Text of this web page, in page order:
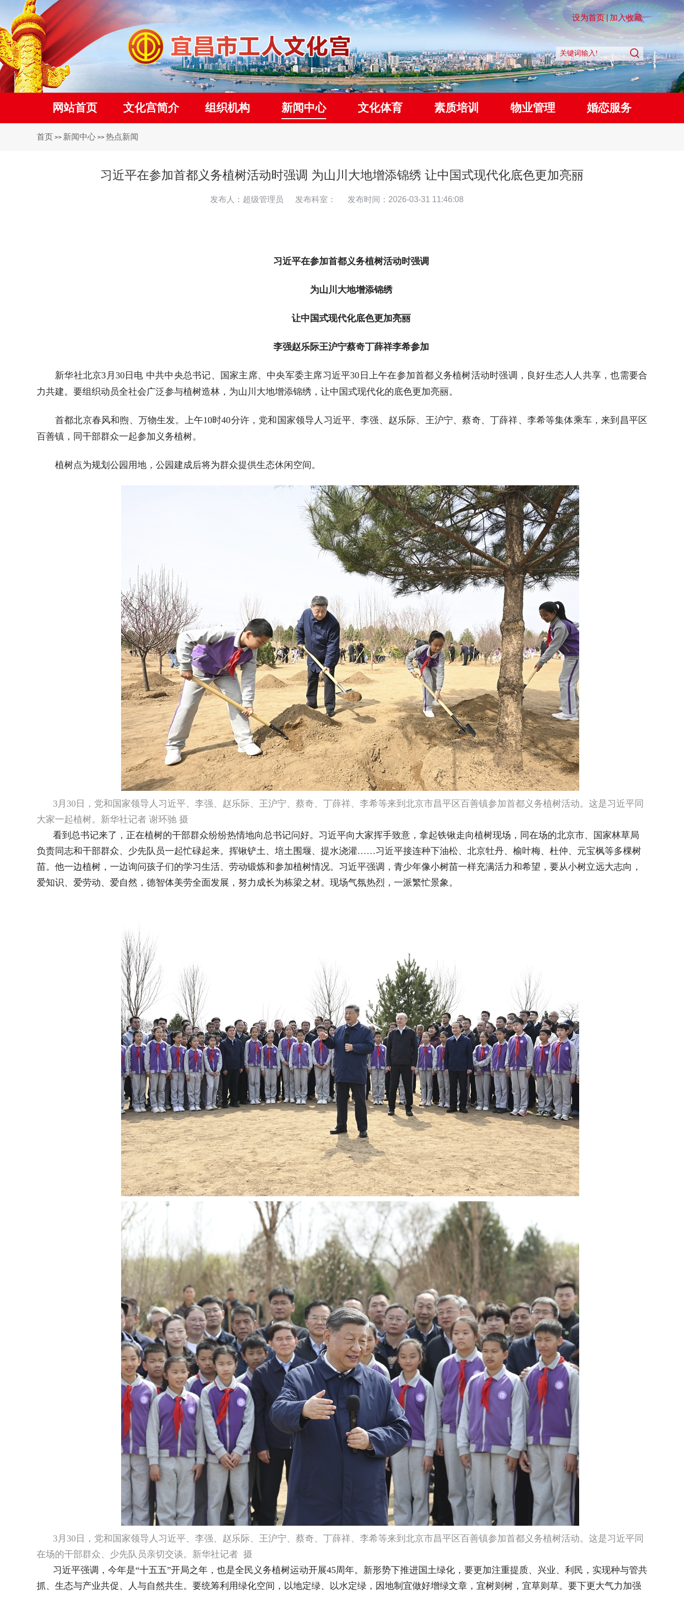
设为首页 加入收藏
网站首页 文化宫简介 组织机构 新闻中心 文化体育 素质培训 物业管理 婚恋服务
首页 >> 新闻中心 >> 热点新闻
习近平在参加首都义务植树活动时强调 为山川大地增添锦绣 让中国式现代化底色更加亮丽
发布人：超级管理员 发布科室： 发布时间：2026-03-31 11:46:08
习近平在参加首都义务植树活动时强调
为山川大地增添锦绣
让中国式现代化底色更加亮丽
李强赵乐际王沪宁蔡奇丁薛祥李希参加
新华社北京3月30日电 中共中央总书记、国家主席、中央军委主席习近平30日上午在参加首都义务植树活动时强调，良好生态人人共享，也需要合
力共建。要组织动员全社会广泛参与植树造林，为山川大地增添锦绣，让中国式现代化的底色更加亮丽。
首都北京春风和煦、万物生发。上午10时40分许，党和国家领导人习近平、李强、赵乐际、王沪宁、蔡奇、丁薛祥、李希等集体乘车，来到昌平区
百善镇，同干部群众一起参加义务植树。
植树点为规划公园用地，公园建成后将为群众提供生态休闲空间。
3月30日，党和国家领导人习近平、李强、赵乐际、王沪宁、蔡奇、丁薛祥、李希等来到北京市昌平区百善镇参加首都义务植树活动。这是习近平同
大家一起植树。新华社记者 谢环驰 摄
看到总书记来了，正在植树的干部群众纷纷热情地向总书记问好。习近平向大家挥手致意，拿起铁锹走向植树现场，同在场的北京市、国家林草局
负责同志和干部群众、少先队员一起忙碌起来。 挥锹铲土、培土围堰、提水浇灌……习近平接连种下油松、北京牡丹、榆叶梅、杜仲、元宝枫等多棵树
苗。他一边植树，一边询问孩子们的学习生活、劳动锻炼和参加植树情况。习近平强调，青少年像小树苗一样充满活力和希望，要从小树立远大志向，
爱知识、爱劳动、爱自然，德智体美劳全面发展，努力成长为栋梁之材。现场气氛热烈，一派繁忙景象。
3月30日，党和国家领导人习近平、李强、赵乐际、王沪宁、蔡奇、丁薛祥、李希等来到北京市昌平区百善镇参加首都义务植树活动。这是习近平同
在场的干部群众、少先队员亲切交谈。新华社记者 摄
习近平强调，今年是“十五五”开局之年，也是全民义务植树运动开展45周年。新形势下推进国土绿化，要更加注重提质、兴业、利民，实现种与管共
抓、生态与产业共促、人与自然共生。要统筹利用绿化空间，以地定绿、以水定绿，因地制宜做好增绿文章，宜树则树，宜草则草。要下更大气力加强